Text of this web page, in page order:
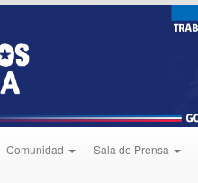
Comunidad Sala de Prensa